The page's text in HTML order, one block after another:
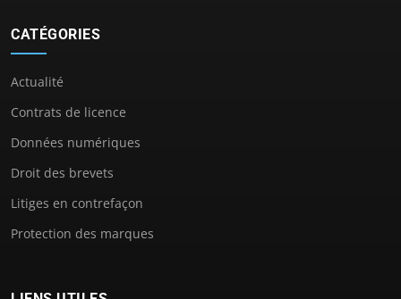
CATÉGORIES
Actualité
Contrats de licence
Données numériques
Droit des brevets
Litiges en contrefaçon
Protection des marques